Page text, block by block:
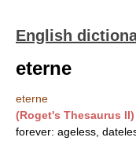
English
eterne
eterne
(Roget's Thesaurus II)
forever: ageless,